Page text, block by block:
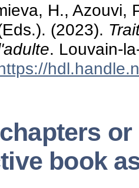
H., Azouvi,
(2023).
. Louvain-
book